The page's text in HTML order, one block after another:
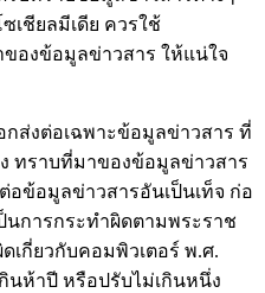
เชียลมีเดีย ควรใช้
องข้อมูลข่าวสาร ให้แน่ใจ
กส่งต่อเฉพาะข้อมูลข่าวสาร ที่
ทราบที่มาของข้อมูลข่าวสาร
อข้อมูลข่าวสารอันเป็นเท็จ ก่อ
นการกระทำผิดตามพระราช
กี่ยวกับคอมพิวเตอร์ พ.ศ.
นห้าปี หรือปรับไม่เกินหนึ่ง